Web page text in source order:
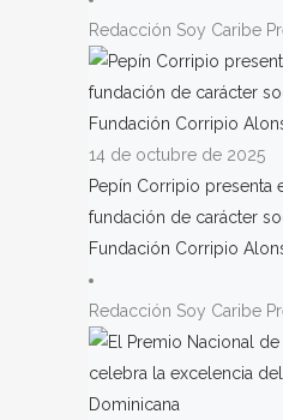
Redacción Soy Caribe
14 de octubre de 2025
Pepín Corripio presenta
fundación de carácter
Fundación Corripio
Redacción Soy Caribe